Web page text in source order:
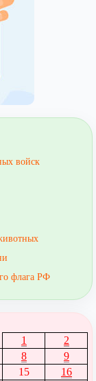
войск
флага РФ
1
2
8
9
15
16